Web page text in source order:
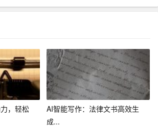
事的协作，共同为公司的发展贡献力
需求。
让我受益匪浅，既锻炼了我的写作能
沟通和协作技巧。在未来的工作中，我
和更高的标准，为公司提供优质的写
不断努力的过程中，我一定能成为一
，轻松
AI智能写作：法律文书高效生
成...